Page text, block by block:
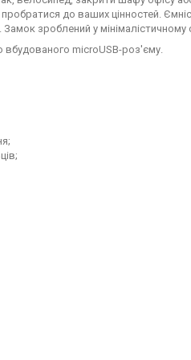
до ваших цінностей.
зроблений у мінімалістичному
microUSB-роз'єму.